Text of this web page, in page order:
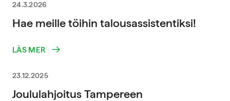
24.3.2026
Hae meille töihin talousassistentiksi!
LÄS MER
23.12.2025
Joululahjoitus Tampereen